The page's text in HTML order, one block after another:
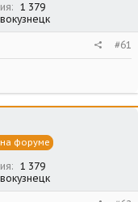
1 379
#61
на форуме
1 379